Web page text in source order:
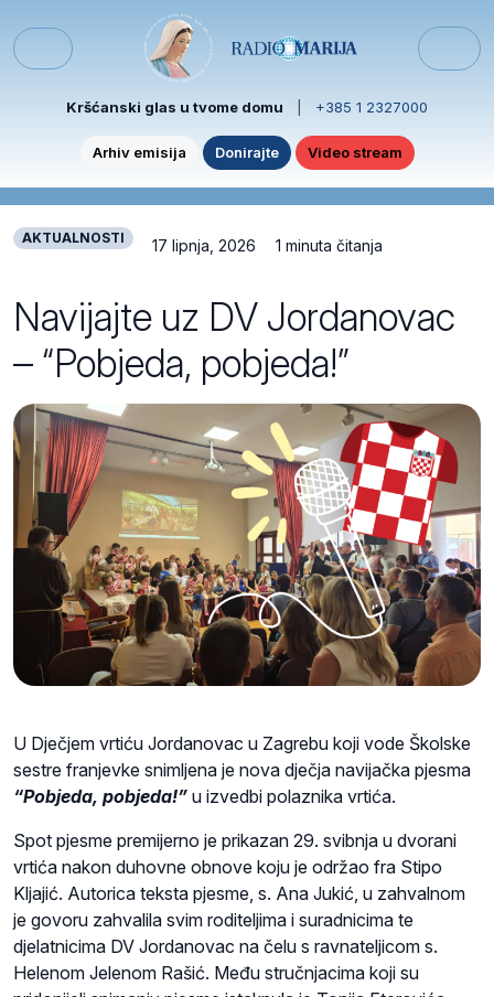
Menu
Kršćanski glas u tvome domu +385 1 2327000
Arhiv emisija Donirajte Video stream
AKTUALNOSTI 17 lipnja, 2026 1 minuta čitanja
Navijajte uz DV Jordanovac
– “Pobjeda, pobjeda!”
U Dječjem vrtiću Jordanovac u Zagrebu koji vode Školske
sestre franjevke snimljena je nova dječja navijačka pjesma
“Pobjeda, pobjeda!” u izvedbi polaznika vrtića.
Spot pjesme premijerno je prikazan 29. svibnja u dvorani
vrtića nakon duhovne obnove koju je održao fra Stipo
Kljajić. Autorica teksta pjesme, s. Ana Jukić, u zahvalnom
je govoru zahvalila svim roditeljima i suradnicima te
djelatnicima DV Jordanovac na čelu s ravnateljicom s.
Helenom Jelenom Rašić. Među stručnjacima koji su